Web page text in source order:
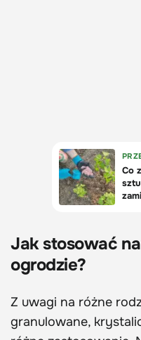
Jak stosować
ogrodzie?
Z uwagi na różne
granulowane,